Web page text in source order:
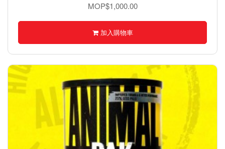
MOP$1,000.00
加入購物車